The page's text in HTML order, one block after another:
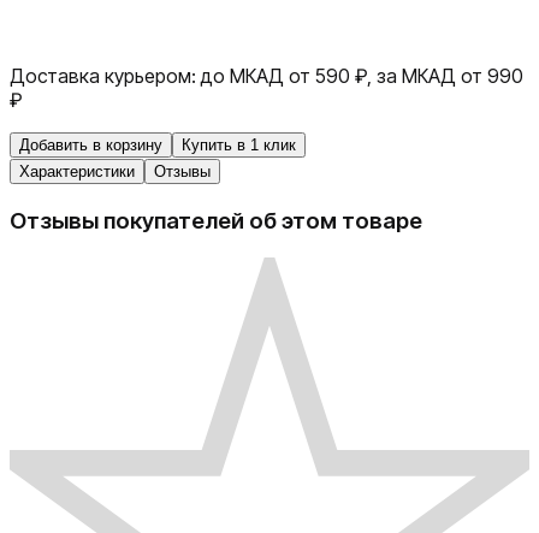
Доставка курьером: до МКАД от 590 ₽, за МКАД от 990
₽
Добавить в корзину
Купить в 1 клик
Характеристики
Отзывы
Отзывы покупателей об этом товаре